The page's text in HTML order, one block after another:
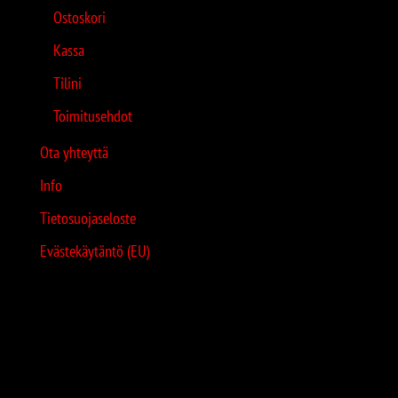
Ostoskori
Kassa
Tilini
Toimitusehdot
Ota yhteyttä
Info
Tietosuojaseloste
Evästekäytäntö (EU)